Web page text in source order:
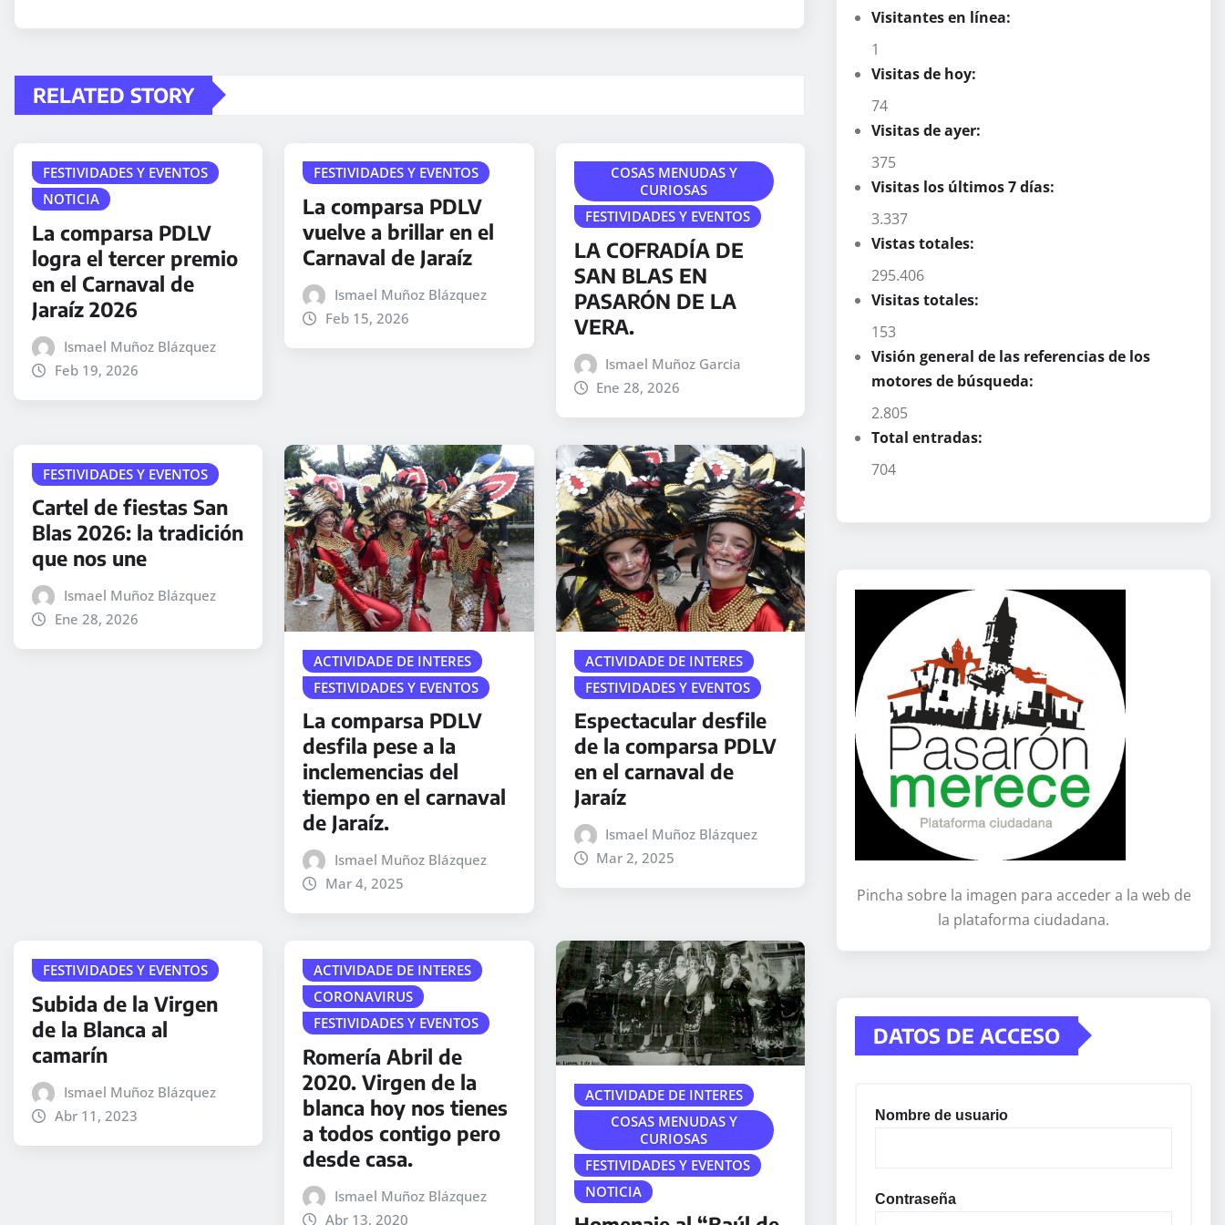
RELATED STORY
FESTIVIDADES Y EVENTOS
NOTICIA
La comparsa PDLV
logra el tercer premio
en el Carnaval de
Jaraíz 2026
Ismael Muñoz Blázquez
Feb 19, 2026
FESTIVIDADES Y EVENTOS
La comparsa PDLV
vuelve a brillar en el
Carnaval de Jaraíz
Ismael Muñoz Blázquez
Feb 15, 2026
COSAS MENUDAS Y
CURIOSAS
FESTIVIDADES Y EVENTOS
LA COFRADÍA DE
SAN BLAS EN
PASARÓN DE LA
VERA.
Ismael Muñoz Garcia
Ene 28, 2026
FESTIVIDADES Y EVENTOS
Cartel de fiestas San
Blas 2026: la tradición
que nos une
Ismael Muñoz Blázquez
Ene 28, 2026
ACTIVIDADE DE INTERES
FESTIVIDADES Y EVENTOS
La comparsa PDLV
desfila pese a la
inclemencias del
tiempo en el carnaval
de Jaraíz.
Ismael Muñoz Blázquez
Mar 4, 2025
ACTIVIDADE DE INTERES
FESTIVIDADES Y EVENTOS
Espectacular desfile
de la comparsa PDLV
en el carnaval de
Jaraíz
Ismael Muñoz Blázquez
Mar 2, 2025
FESTIVIDADES Y EVENTOS
Subida de la Virgen
de la Blanca al
camarín
Ismael Muñoz Blázquez
Abr 11, 2023
ACTIVIDADE DE INTERES
CORONAVIRUS
FESTIVIDADES Y EVENTOS
Romería Abril de
2020. Virgen de la
blanca hoy nos tienes
a todos contigo pero
desde casa.
Ismael Muñoz Blázquez
Abr 13, 2020
ACTIVIDADE DE INTERES
COSAS MENUDAS Y
CURIOSAS
FESTIVIDADES Y EVENTOS
NOTICIA
Visitantes en línea:
1
Visitas de hoy:
74
Visitas de ayer:
375
Visitas los últimos 7 días:
3.337
Vistas totales:
295.406
Visitas totales:
153
Visión general de las referencias de los
motores de búsqueda:
2.805
Total entradas:
704
Pincha sobre la imagen para acceder a la web de
la plataforma ciudadana.
DATOS DE ACCESO
Nombre de usuario
Contraseña